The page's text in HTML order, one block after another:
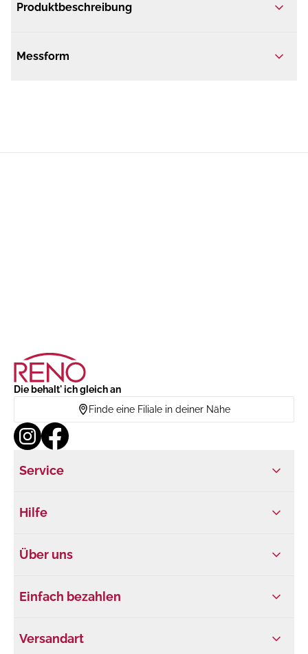
Produktbeschreibung
Messform
Die behalt' ich gleich an
Finde eine Filiale in deiner Nähe
Service
Hilfe
Über uns
Einfach bezahlen
Versandart